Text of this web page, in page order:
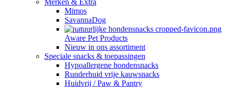
Merken & Extra
Mimos
SavannaDog
Aware Pet Products
Nieuw in ons assortiment
Speciale snacks & toepassingen
Hypoallergene hondensnacks
Runderhuid vrije kauwsnacks
Huidvrij / Paw & Pantry